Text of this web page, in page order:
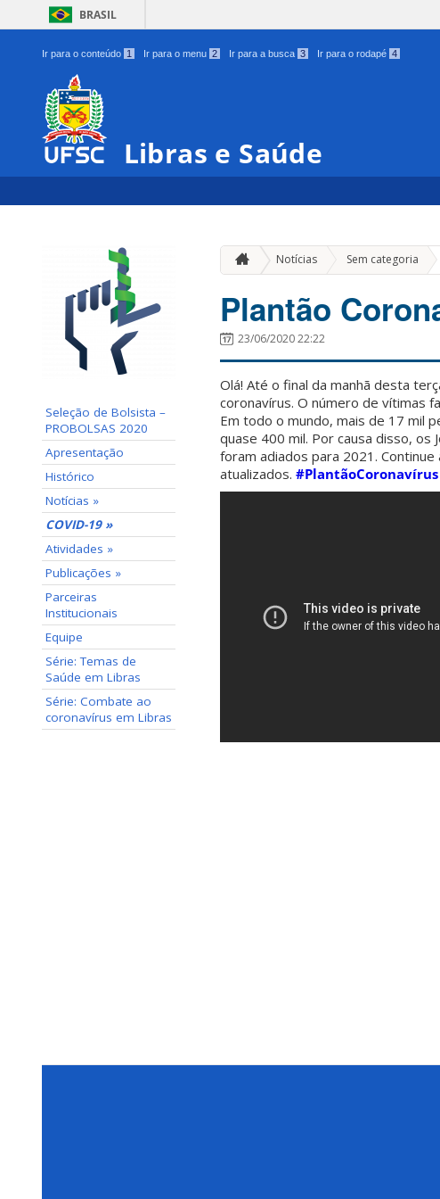
BRASIL
Ir para o conteúdo 1 Ir para o menu 2 Ir para a busca 3 Ir para o rodapé 4
Libras e Saúde
Seleção de Bolsista –
PROBOLSAS 2020
Apresentação
Histórico
Notícias »
COVID-19 »
Atividades »
Publicações »
Parceiras
Institucionais
Equipe
Série: Temas de
Saúde em Libras
Série: Combate ao
coronavírus em Libras
Notícias Sem categoria »
Plantão
23/06/2020 22:22
Olá! Até o final da manhã desta
coronavírus. O número de vítimas
Em todo o mundo, mais de 17 mil
quase 400 mil. Por causa disso, os
foram adiados para 2021.
atualizados. #PlantãoCoronavírus